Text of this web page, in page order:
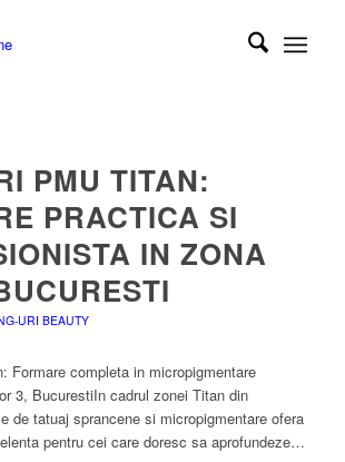
PMU TITAN:
PRACTICA SI
IN ZONA
URI BEAUTY
Formare completa in micropigmentare
3, BucurestiIn cadrul zonei Titan din
de tatuaj sprancene si micropigmentare ofera
pentru cei care doresc sa aprofundeze…